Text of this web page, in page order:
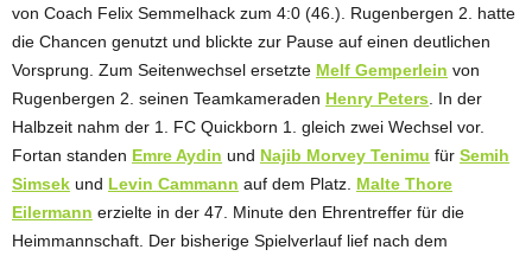
von Coach Felix Semmelhack zum 4:0 (46.). Rugenbergen 2. hatte
die Chancen genutzt und blickte zur Pause auf einen deutlichen
Vorsprung. Zum Seitenwechsel ersetzte Melf Gemperlein von
Rugenbergen 2. seinen Teamkameraden Henry Peters . In der
Halbzeit nahm der 1. FC Quickborn 1. gleich zwei Wechsel vor.
Fortan standen Emre Aydin und Najib Morvey Tenimu für Semih
Simsek und Levin Cammann auf dem Platz. Malte Thore
Eilermann erzielte in der 47. Minute den Ehrentreffer für die
Heimmannschaft. Der bisherige Spielverlauf lief nach dem